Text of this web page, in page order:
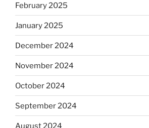
February 2025
January 2025
December 2024
November 2024
October 2024
September 2024
August 2024